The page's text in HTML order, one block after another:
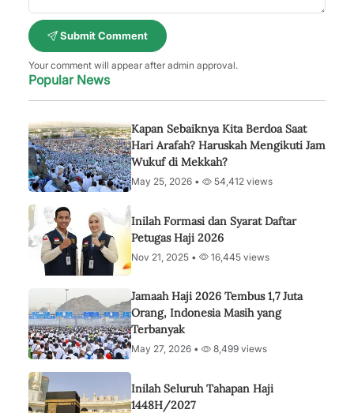
Submit Comment
Your comment will appear after admin approval.
Popular News
Kapan Sebaiknya Kita Berdoa Saat
Hari Arafah? Haruskah Mengikuti Jam
Wukuf di Mekkah?
May 25, 2026 • 54,412 views
Inilah Formasi dan Syarat Daftar
Petugas Haji 2026
Nov 21, 2025 • 16,445 views
Jamaah Haji 2026 Tembus 1,7 Juta
Orang, Indonesia Masih yang
Terbanyak
May 27, 2026 • 8,499 views
Inilah Seluruh Tahapan Haji
1448H/2027